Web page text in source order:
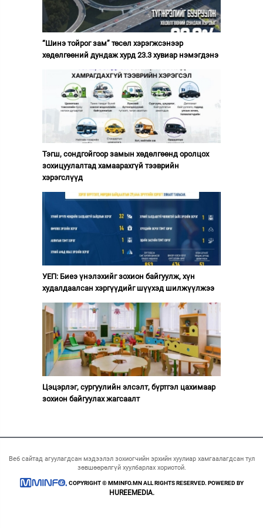
“Шинэ тойрог зам” төсөл хэрэгжсэнээр
хөдөлгөөний дундаж хурд 23.3 хувиар нэмэгдэнэ
Тэгш, сондгойгоор замын хөдөлгөөнд оролцох
зохицуулалтад хамаарахгүй тээврийн
хэрэгслүүд
УЕП: Биеэ үнэлэхийг зохион байгуулж, хүн
худалдаалсан хэргүүдийг шүүхэд шилжүүлжээ
Цэцэрлэг, сургуулийн элсэлт, бүртгэл цахимаар
зохион байгуулах жагсаалт
Веб сайтад агуулагдсан мэдээлэл зохиогчийн эрхийн хуулиар хамгаалагдсан тул
зөвшөөрөлгүй хуулбарлах хориотой.
COPYRIGHT © MMINFO.MN ALL RIGHTS RESERVED. POWERED BY
HUREEMEDIA.